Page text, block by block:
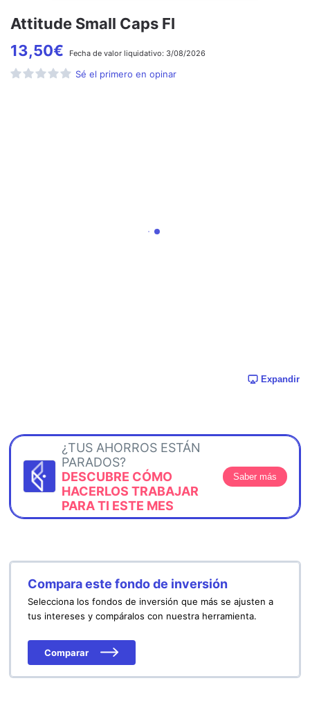
Attitude Small Caps FI
13,50€ Fecha de valor liquidativo: 3/08/2026
Sé el primero en opinar
Expandir
¿TUS AHORROS ESTÁN
PARADOS?
DESCUBRE CÓMO
HACERLOS TRABAJAR
PARA TI ESTE MES
Saber más
Compara este fondo de inversión
Selecciona los fondos de inversión que más se ajusten a
tus intereses y compáralos con nuestra herramienta.
Comparar